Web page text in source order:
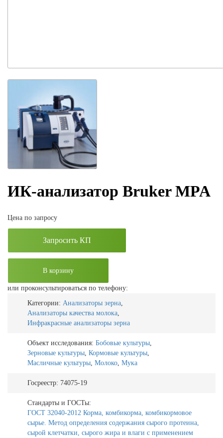
ИК-анализатор Bruker MPA
Цена по запросу
Запросить КП
В корзину
или проконсультироваться по телефону:
Категории: Анализаторы зерна
Анализаторы качества молока
Инфракрасные анализаторы зерна
Объект исследования: Бобовые культуры
Зерновые культуры Кормовые культуры
Масличные культуры Молоко Мука
Госреестр: 74075-19
Стандарты и ГОСТы:
ГОСТ 32040-2012 Корма, комбикорма, комбикормовое
сырье. Метод определения содержания сырого протеина,
сырой клетчатки, сырого жира и влаги с применением